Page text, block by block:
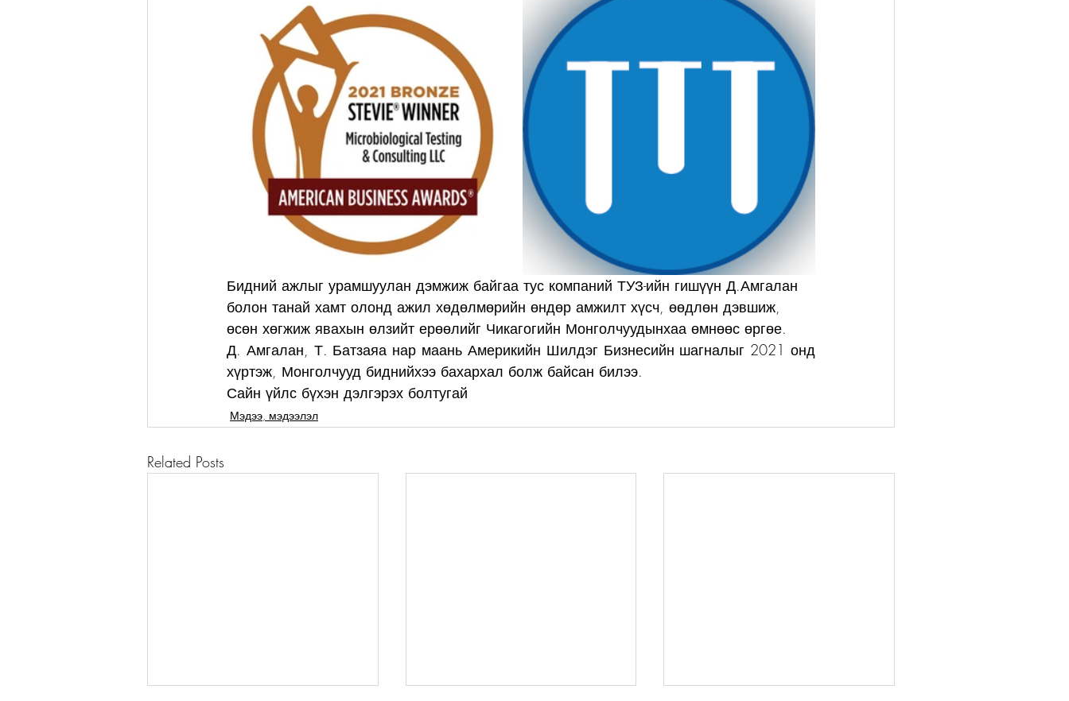
Бидний ажлыг урамшуулан дэмжиж байгаа тус компаний ТУЗ-ийн гишүүн Д.Амгалан
болон танай хамт олонд ажил хөдөлмөрийн өндөр амжилт хүсч, өөдлөн дэвшиж,
өсөн хөгжиж явахын өлзийт ерөөлийг Чикагогийн Монголчуудынхаа өмнөөс өргөе.
Д. Амгалан, Т. Батзаяа нар маань Америкийн Шилдэг Бизнесийн шагналыг 2021 онд
хүртэж, Монголчууд биднийхээ бахархал болж байсан билээ.
Сайн үйлс бүхэн дэлгэрэх болтугай
Мэдээ, мэдээлэл
Related Posts